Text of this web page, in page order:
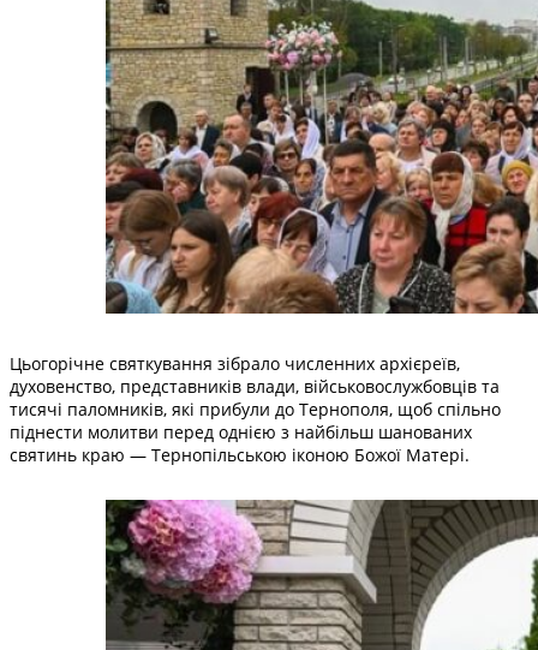
Цьогорічне святкування зібрало численних архієреїв,
духовенство, представників влади, військовослужбовців та
тисячі паломників, які прибули до Тернополя, щоб спільно
піднести молитви перед однією з найбільш шанованих
святинь краю — Тернопільською іконою Божої Матері.